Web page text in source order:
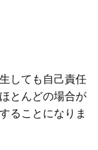
しても自己責任
とんどの場合が
ることになりま